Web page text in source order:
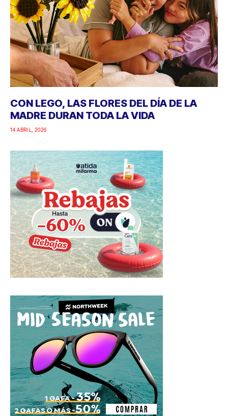
CON LEGO, LAS FLORES DEL DÍA DE LA
MADRE DURAN TODA LA VIDA
14 ABRIL, 2026